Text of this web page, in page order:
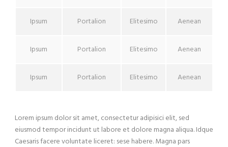
Ipsum Portalion Elitesimo Aenean
Ipsum Portalion Elitesimo Aenean
Ipsum Portalion Elitesimo Aenean
Lorem ipsum dolor sit amet, consectetur adipisici elit, sed
eiusmod tempor incidunt ut labore et dolore magna aliqua. Idque
Caesaris facere voluntate liceret: sese habere. Magna pars